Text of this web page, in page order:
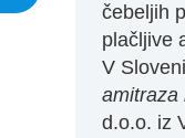
čebeljih
plačljive
V
amitraza
d.o.o. iz